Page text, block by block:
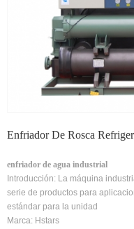
Enfriador De Rosca
enfriador de agua industrial
Introducción: La máquina
serie de productos para
estándar para la unidad
Marca: Hstars